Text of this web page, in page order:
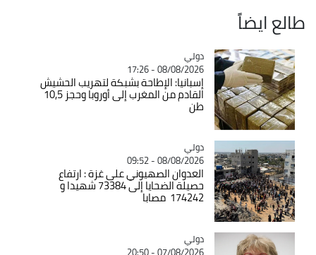
طالع ايضاً
Catégorie
دولي
08/08/2026 - 17:26
إسبانيا: الإطاحة بشبكة لتهريب الحشيش
القادم من المغرب إلى أوروبا وحجز 10,5
طن
Catégorie
دولي
08/08/2026 - 09:52
العدوان الصهيوني على غزة : ارتفاع
حصيلة الضحايا إلى 73384 شهيدا و
174242 مصابا
Catégorie
دولي